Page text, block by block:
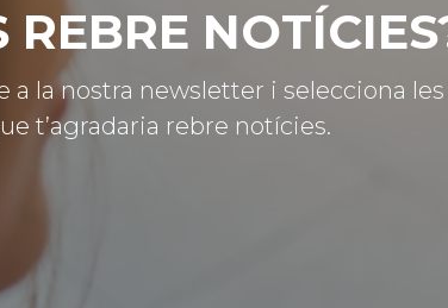
REBRE
a la nostra newsletter i selecciona
t’agradaria rebre notícies.